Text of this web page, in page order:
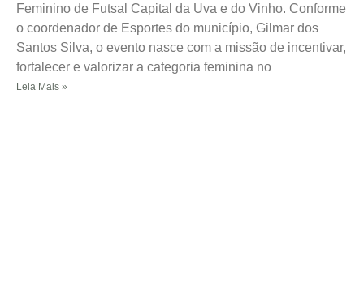
Feminino de Futsal Capital da Uva e do Vinho. Conforme
o coordenador de Esportes do município, Gilmar dos
Santos Silva, o evento nasce com a missão de incentivar,
fortalecer e valorizar a categoria feminina no
Leia Mais »